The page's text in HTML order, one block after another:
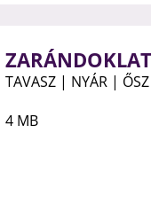
TAVASZ | NYÁR | ŐSZ
4 MB